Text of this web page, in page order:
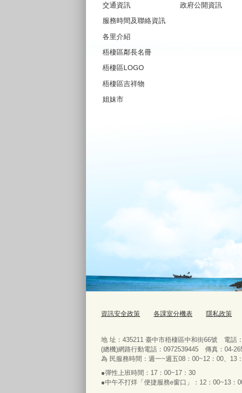
交通資訊
服務時間及聯絡資訊
各里介紹
梧棲區鄰長名冊
梧棲區LOGO
梧棲區吉祥物
姐妹市
政府公開資訊
資訊安全政策 各課室分機表 隱私政策
地 址：435211 臺中市梧棲區中和街66號 電話
(總機)網路行動電話：0972539445 傳真：04-
為 民服務時間：週一~週五08：00~12：00、13
●彈性上班時間：17：00~17：30
●中午不打烊「便捷服務e窗口」：12：00~13：